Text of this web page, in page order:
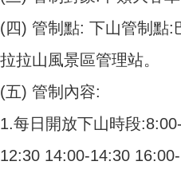
(四) 管制點: 下山管制點:
拉拉山風景區管理站。
(五) 管制內容:
1.每日開放下山時段
12:30 14:00-14:30